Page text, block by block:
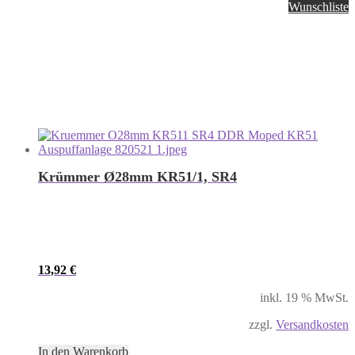
Wunschliste
Krümmer Ø28mm KR51/1, SR4
13,92 €
inkl. 19 % MwSt.
zzgl. Versandkosten
In den Warenkorb